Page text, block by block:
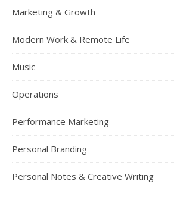
Marketing & Growth
Modern Work & Remote Life
Music
Operations
Performance Marketing
Personal Branding
Personal Notes & Creative Writing